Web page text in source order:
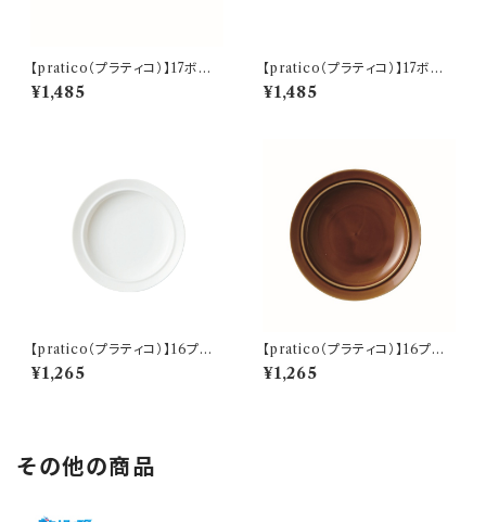
【pratico（プラティコ）】17ボウ
ル（白) O-M24801
¥1,485
【pratico（プラティコ）】17ボウ
ル（キャラメル) O-M24802
¥1,485
【pratico（プラティコ）】16プレ
ート（白) O-M24501
¥1,265
【pratico（プラティコ）】16プレ
ート（キャラメル) O-M24502
¥1,265
その他の商品